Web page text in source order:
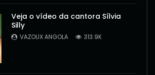
Veja o vídeo da cantora Sílvia
Silly
VAZOUX ANGOLA 313.9K